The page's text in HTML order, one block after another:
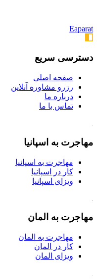
Eaparat
دسترسی سریع
صفحه اصلی
رزرو مشاوره آنلاین
درباره ما
تماس با ما
مهاجرت به اسپانیا
مهاجرت به اسپانیا
کار در اسپانیا
ویزای اسپانیا
مهاجرت به المان
مهاجرت به المان
کار در المان
ویزای المان